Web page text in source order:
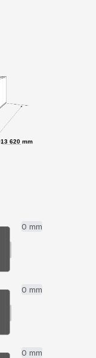
13 620 mm
0 mm
0 mm
0 mm